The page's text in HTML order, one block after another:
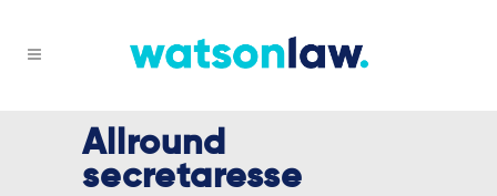
Allround
secretaresse